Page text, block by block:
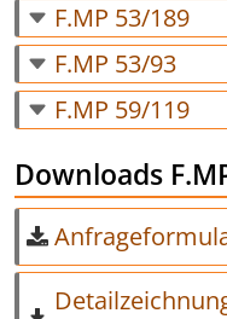
F.MP 53/189
F.MP 53/93
F.MP 59/119
Downloads